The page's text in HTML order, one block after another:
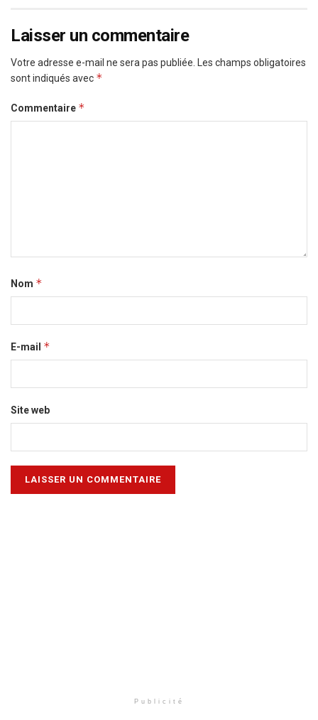
Laisser un commentaire
Votre adresse e-mail ne sera pas publiée.
Les champs obligatoires
sont indiqués avec *
Commentaire *
Nom *
E-mail *
Site web
Publicité